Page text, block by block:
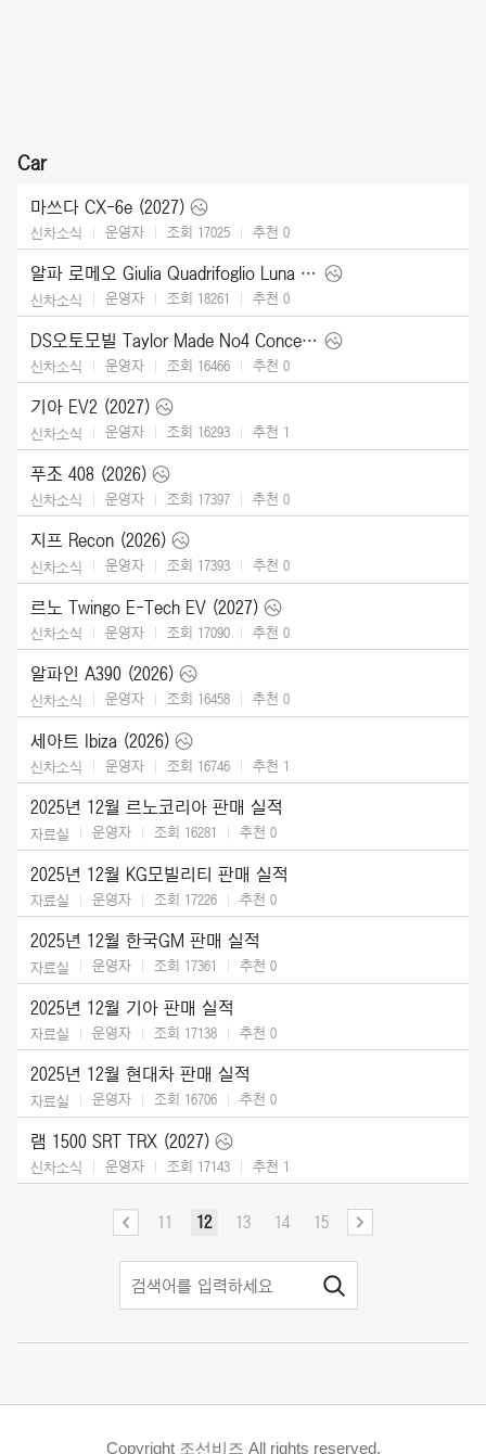
Car
마쓰다 CX-6e (2027)
신차소식 운영자 조회 17025 추천 0
알파 로메오 Giulia Quadrifoglio Luna Rossa (2026)
신차소식 운영자 조회 18261 추천 0
DS오토모빌 Taylor Made No4 Concept (2026)
신차소식 운영자 조회 16466 추천 0
기아 EV2 (2027)
신차소식 운영자 조회 16293 추천 1
푸조 408 (2026)
신차소식 운영자 조회 17397 추천 0
지프 Recon (2026)
신차소식 운영자 조회 17393 추천 0
르노 Twingo E-Tech EV (2027)
신차소식 운영자 조회 17090 추천 0
알파인 A390 (2026)
신차소식 운영자 조회 16458 추천 0
세아트 Ibiza (2026)
신차소식 운영자 조회 16746 추천 1
2025년 12월 르노코리아 판매 실적
자료실 운영자 조회 16281 추천 0
2025년 12월 KG모빌리티 판매 실적
자료실 운영자 조회 17226 추천 0
2025년 12월 한국GM 판매 실적
자료실 운영자 조회 17361 추천 0
2025년 12월 기아 판매 실적
자료실 운영자 조회 17138 추천 0
2025년 12월 현대차 판매 실적
자료실 운영자 조회 16706 추천 0
램 1500 SRT TRX (2027)
신차소식 운영자 조회 17143 추천 1
11 12 13 14 15
Copyright 조선비즈 All rights reserved.